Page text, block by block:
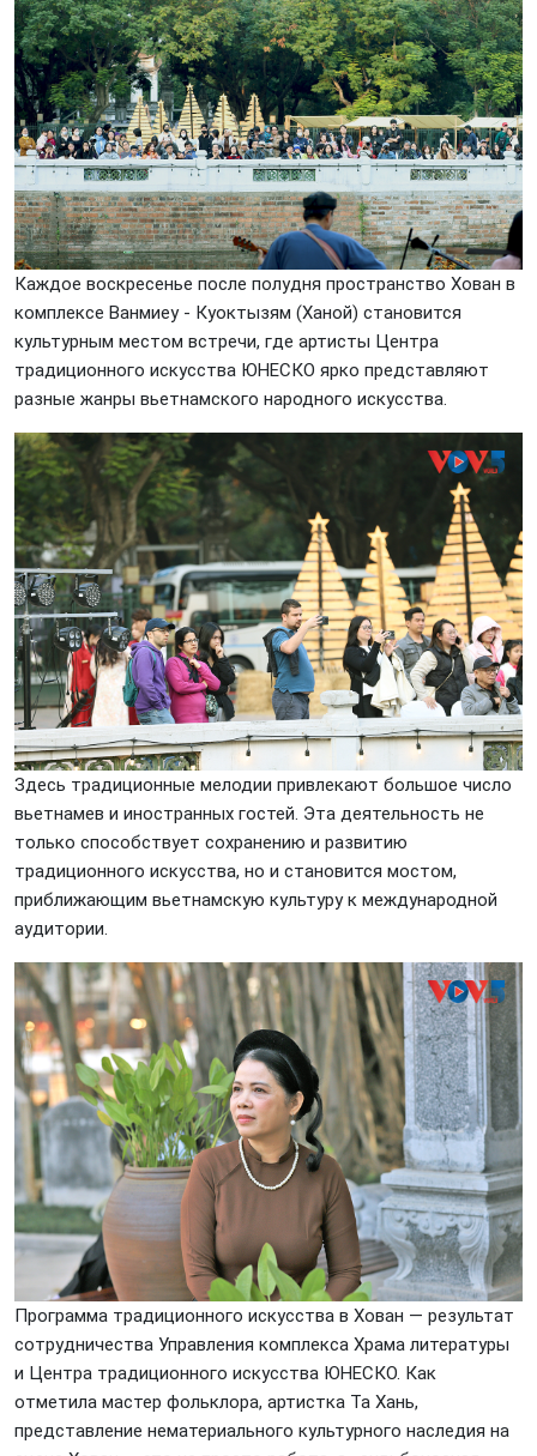
Каждое воскресенье после полудня пространство Хован в
комплексе Ванмиеу - Куоктызям (Ханой) становится
культурным местом встречи, где артисты Центра
традиционного искусства ЮНЕСКО ярко представляют
разные жанры вьетнамского народного искусства.
Здесь традиционные мелодии привлекают большое число
вьетнамев и иностранных гостей. Эта деятельность не
только способствует сохранению и развитию
традиционного искусства, но и становится мостом,
приближающим вьетнамскую культуру к международной
аудитории.
Программа традиционного искусства в Хован — результат
сотрудничества Управления комплекса Храма литературы
и Центра традиционного искусства ЮНЕСКО. Как
отметила мастер фольклора, артистка Та Хань,
представление нематериального культурного наследия на